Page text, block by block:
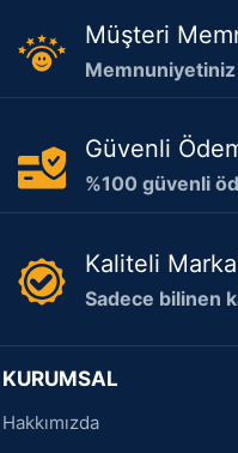
Müşteri
Güvenli
%100 güvenli
Kaliteli
Sadece bilinen
KURUMSAL
Hakkımızda